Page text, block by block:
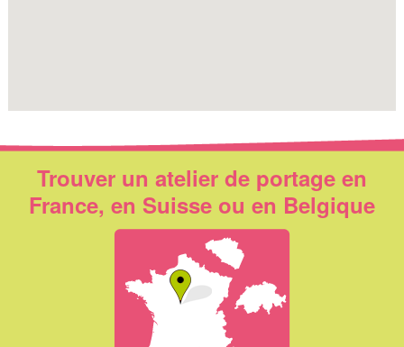
Trouver un atelier de portage en
France, en Suisse ou en Belgique